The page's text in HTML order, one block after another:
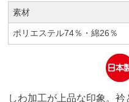
素材
ポリエステル74％・綿26％
しわ加工が上品な印象。衿